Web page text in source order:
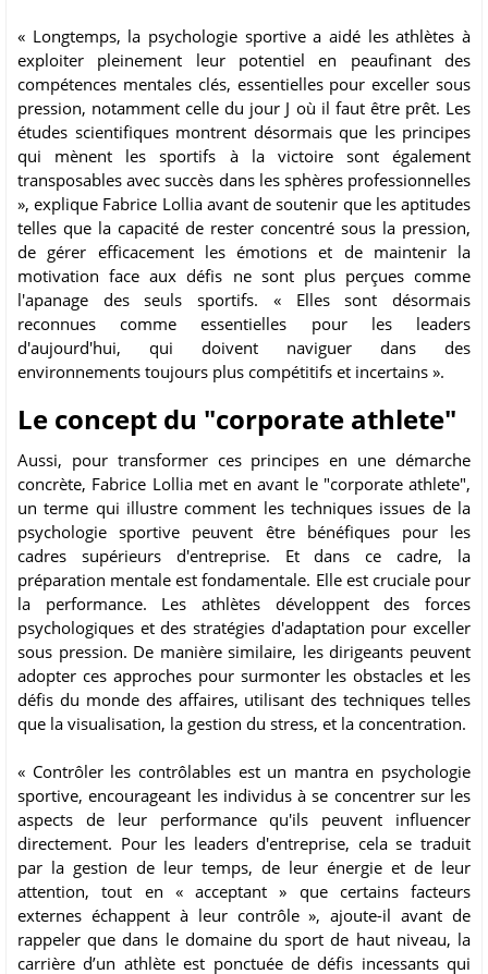
« Longtemps, la psychologie sportive a aidé les athlètes à
exploiter pleinement leur potentiel en peaufinant des
compétences mentales clés, essentielles pour exceller sous
pression, notamment celle du jour J où il faut être prêt. Les
études scientifiques montrent désormais que les principes
qui mènent les sportifs à la victoire sont également
transposables avec succès dans les sphères professionnelles
», explique Fabrice Lollia avant de soutenir que les aptitudes
telles que la capacité de rester concentré sous la pression,
de gérer efficacement les émotions et de maintenir la
motivation face aux défis ne sont plus perçues comme
l'apanage des seuls sportifs. « Elles sont désormais
reconnues comme essentielles pour les leaders
d'aujourd'hui, qui doivent naviguer dans des
environnements toujours plus compétitifs et incertains ».
Le concept du "corporate athlete"
Aussi, pour transformer ces principes en une démarche
concrète, Fabrice Lollia met en avant le "corporate athlete",
un terme qui illustre comment les techniques issues de la
psychologie sportive peuvent être bénéfiques pour les
cadres supérieurs d'entreprise. Et dans ce cadre, la
préparation mentale est fondamentale. Elle est cruciale pour
la performance. Les athlètes développent des forces
psychologiques et des stratégies d'adaptation pour exceller
sous pression. De manière similaire, les dirigeants peuvent
adopter ces approches pour surmonter les obstacles et les
défis du monde des affaires, utilisant des techniques telles
que la visualisation, la gestion du stress, et la concentration.
« Contrôler les contrôlables est un mantra en psychologie
sportive, encourageant les individus à se concentrer sur les
aspects de leur performance qu'ils peuvent influencer
directement. Pour les leaders d'entreprise, cela se traduit
par la gestion de leur temps, de leur énergie et de leur
attention, tout en « acceptant » que certains facteurs
externes échappent à leur contrôle », ajoute-il avant de
rappeler que dans le domaine du sport de haut niveau, la
carrière d’un athlète est ponctuée de défis incessants qui